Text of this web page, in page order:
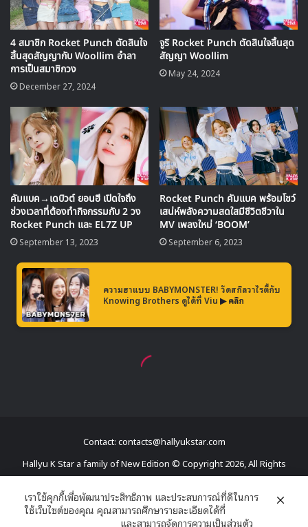
Contact: contacts@hallyukstar.com
Hallyu K Star a family of New Edition © Copyright 2026, All Rights
Dailymotion
เราใช้คุกกี้เพื่อพัฒนาประสิทธิภาพ และประสบการณ์ที่ดีในการ
ใช้เว็บไซต์ของคุณ คุณสามารถศึกษารายละเอียดได้ที่
และสามารถจัดการความเป็นส่วนตัว